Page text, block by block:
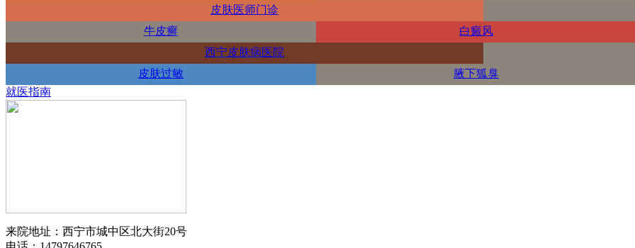
皮肤医师门诊
牛皮癣
白癜风
西宁皮肤病医院
皮肤过敏
腋下狐臭
就医指南
来院地址：西宁市城中区北大街20号